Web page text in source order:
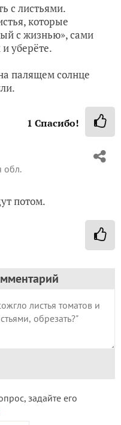
с листьями.
которые
с жизнью», сами
уберёте.
палящем солнце
1 Спасибо!
обл.
потом.
задайте его